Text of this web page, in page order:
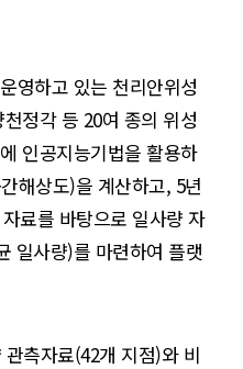
영하고 있는 천리안위성
정각 등 20여 종의 위성
인공지능기법을 활용하
해상도)을 계산하고, 5년
료를 바탕으로 일사량 자
일사량)를 마련하여 플랫
측자료(42개 지점)와 비